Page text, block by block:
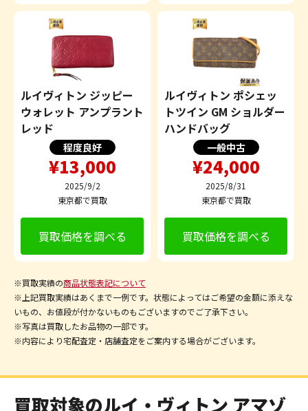
ルイヴィトン ジッピー
ウォレット アンプラント
レッド
程度良好
¥13,000
2025/9/2
東京都で買取
買取価格を調べる
ルイヴィトン ポシェッ
トツイン GM ショルダー
ハンドバッグ
一般中古
¥24,000
2025/8/31
東京都で買取
買取価格を調べる
※買取実績の商品状態表記について
※上記買取実績はあくまで一例です。状態によってはご希望の金額に添えな
いもの、お値段が付かないものもございますのでご了承下さい。
※写真は買取したお品物の一部です。
※内容により宅配査定・店舗査定をご案内する場合がございます。
買取対象のルイ・ヴィトン アマゾ